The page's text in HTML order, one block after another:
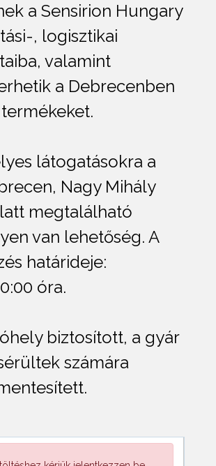
a Sensirion Hungary
, logisztikai
valamint
a Debrecenben
látogatásokra a
Nagy Mihály
megtalálható
van lehetőség. A
határideje:
óra.
biztosított, a gyár
számára